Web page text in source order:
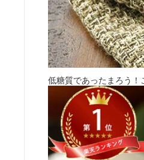
低糖質であったまろう！